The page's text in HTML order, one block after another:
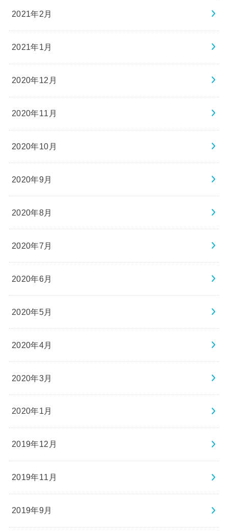
2021年2月
2021年1月
2020年12月
2020年11月
2020年10月
2020年9月
2020年8月
2020年7月
2020年6月
2020年5月
2020年4月
2020年3月
2020年1月
2019年12月
2019年11月
2019年9月